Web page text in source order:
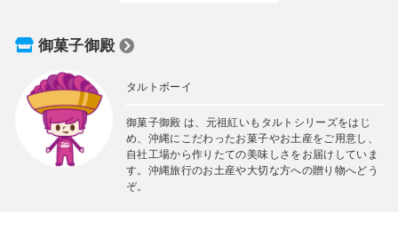
御菓子御殿
タルトボーイ
御菓子御殿 は、元祖紅いもタルトシリーズをはじ
め、沖縄にこだわったお菓子やお土産をご用意し、
自社工場から作りたての美味しさをお届けしていま
す。沖縄旅行のお土産や大切な方への贈り物へどう
ぞ。